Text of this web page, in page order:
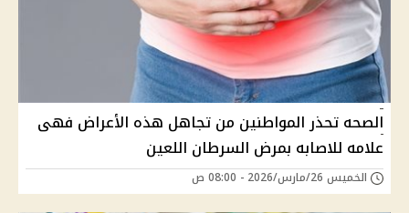
الصحه تحذر المواطنين من تجاهل هذه الأعراض فهى
علامه للاصابه بمرض السرطان اللعين
الخميس 26/مارس/2026 - 08:00 ص